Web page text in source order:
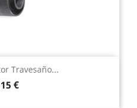
Travesaño...
€